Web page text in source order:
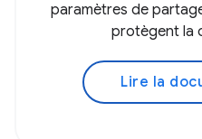
paramètres de
protègent la
Lire la